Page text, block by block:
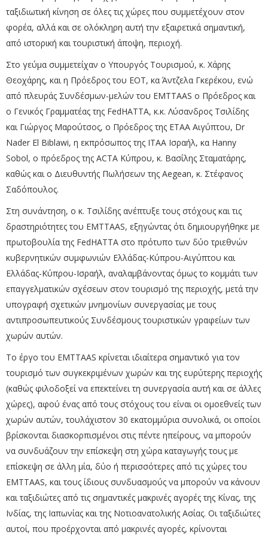
ταξιδιωτική κίνηση σε όλες τις χώρες που συμμετέχουν στον
φορέα, αλλά και σε ολόκληρη αυτή την εξαιρετικά σημαντική,
από ιστορική και τουριστική άποψη, περιοχή.
Στο γεύμα συμμετείχαν ο Υπουργός Τουρισμού, κ. Χάρης
Θεοχάρης, και η Πρόεδρος του ΕΟΤ, κα Άντζελα Γκερέκου, ενώ
από πλευράς Συνδέσμων-μελών του EMTTAAS ο Πρόεδρος και
ο Γενικός Γραμματέας της FedHATTA, κ.κ. Λύσανδρος Τσιλίδης
και Γιώργος Μαρούτσος, ο Πρόεδρος της ΕΤΑΑ Αιγύπτου, Dr
Nader El Biblawi, η εκπρόσωπος της ITAA Ισραήλ, κα Hanny
Sobol, ο πρόεδρος της ACTA Κύπρου, κ. Βασίλης Σταματάρης,
καθώς και ο Διευθυντής Πωλήσεων της Aegean, κ. Στέφανος
Σαδόπουλος.
Στη συνάντηση, ο κ. Τσιλίδης ανέπτυξε τους στόχους και τις
δραστηριότητες του EMTTAAS, εξηγώντας ότι δημιουργήθηκε με
πρωτοβουλία της FedHATTA στο πρότυπο των δύο τριεθνών
κυβερνητικών συμφωνιών Ελλάδας-Κύπρου-Αιγύπτου και
Ελλάδας-Κύπρου-Ισραήλ, αναλαμβάνοντας όμως το κομμάτι των
επαγγελματικών σχέσεων στον τουρισμό της περιοχής, μετά την
υπογραφή σχετικών μνημονίων συνεργασίας με τους
αντιπροσωπευτικούς Συνδέσμους τουριστικών γραφείων των
χωρών αυτών.
Το έργο του EMTTAAS κρίνεται ιδιαίτερα σημαντικό για τον
τουρισμό των συγκεκριμένων χωρών και της ευρύτερης περιοχής
(καθώς φιλοδοξεί να επεκτείνει τη συνεργασία αυτή και σε άλλες
χώρες), αφού ένας από τους στόχους του είναι οι ομοεθνείς των
χωρών αυτών, τουλάχιστον 30 εκατομμύρια συνολικά, οι οποίοι
βρίσκονται διασκορπισμένοι στις πέντε ηπείρους, να μπορούν
να συνδυάζουν την επίσκεψη στη χώρα καταγωγής τους με
επίσκεψη σε άλλη μία, δύο ή περισσότερες από τις χώρες του
EMTTAAS, και τους ίδιους συνδυασμούς να μπορούν να κάνουν
και ταξιδιώτες από τις σημαντικές μακρινές αγορές της Κίνας, της
Ινδίας, της Ιαπωνίας και της Νοτιοανατολικής Ασίας. Οι ταξιδιώτες
αυτοί, που προέρχονται από μακρινές αγορές, κρίνονται